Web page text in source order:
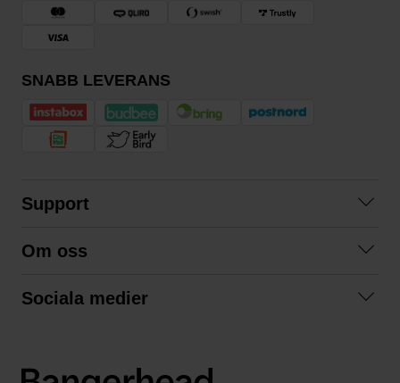
SNABB LEVERANS
Support
Köpvillkor
Om oss
Sociala medier